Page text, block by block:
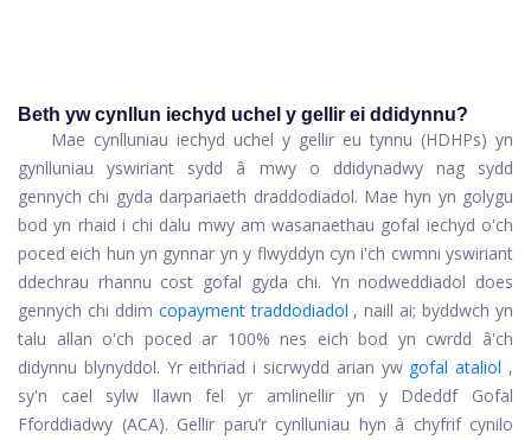
Beth yw cynllun iechyd uchel y gellir ei ddidynnu?
Mae cynlluniau iechyd uchel y gellir eu tynnu (HDHPs) yn
gynlluniau yswiriant sydd â mwy o ddidynadwy nag sydd
gennych chi gyda darpariaeth draddodiadol. Mae hyn yn golygu
bod yn rhaid i chi dalu mwy am wasanaethau gofal iechyd o'ch
poced eich hun yn gynnar yn y flwyddyn cyn i'ch cwmni yswiriant
ddechrau rhannu cost gofal gyda chi. Yn nodweddiadol does
gennych chi ddim copayment traddodiadol , naill ai; byddwch yn
talu allan o'ch poced ar 100% nes eich bod yn cwrdd â'ch
didynnu blynyddol. Yr eithriad i sicrwydd arian yw gofal ataliol ,
sy'n cael sylw llawn fel yr amlinellir yn y Ddeddf Gofal
Fforddiadwy (ACA). Gellir paru’r cynlluniau hyn â chyfrif cynilo